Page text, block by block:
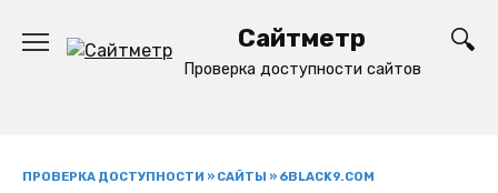
содержанию
Сайтметр
Проверка доступности сайтов
ПРОВЕРКА ДОСТУПНОСТИ » САЙТЫ » 6BLACK9.COM